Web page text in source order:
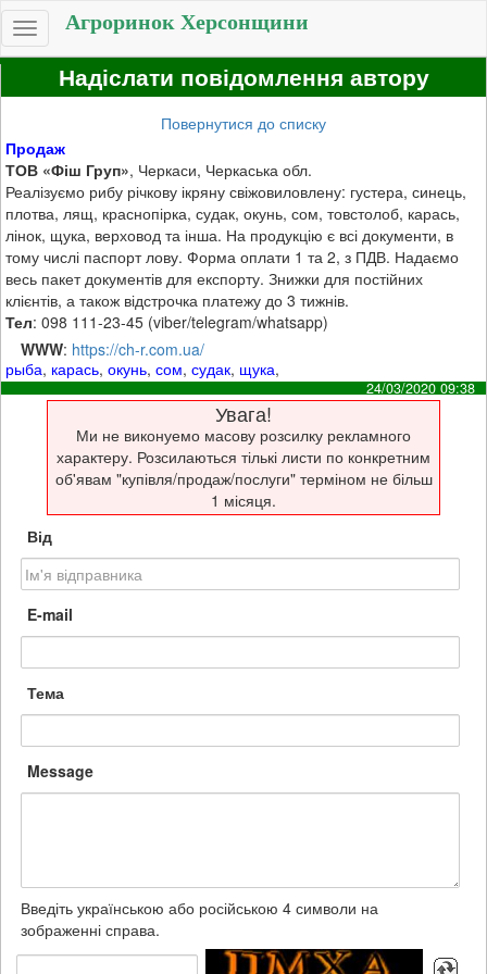
Toggle
navigation
Агроринок Херсонщини
Надіслати повідомлення автору
Повернутися до списку
Продаж
ТОВ «Фіш Груп», Черкаси, Черкаська обл.
Реалізуємо рибу річкову ікряну свіжовиловлену: густера, синець,
плотва, лящ, краснопірка, судак, окунь, сом, товстолоб, карась,
лінок, щука, верховод та інша. На продукцію є всі документи, в
тому числі паспорт лову. Форма оплати 1 та 2, з ПДВ. Надаємо
весь пакет документів для експорту. Знижки для постійних
клієнтів, а також відстрочка платежу до 3 тижнів.
Тел: 098 111-23-45 (viber/telegram/whatsapp)
WWW: https://ch-r.com.ua/
рыба, карась,окунь,сом,судак, щука,
24/03/2020 09:38
Увага!
Ми не виконуемо масову розсилку рекламного
характеру. Розсилаються тількі листи по конкретним
об'явам "купівля/продаж/послуги" терміном не більш
1 місяця.
Від
E-mail
Тема
Message
Введіть українською або російською 4 символи на
зображенні справа.